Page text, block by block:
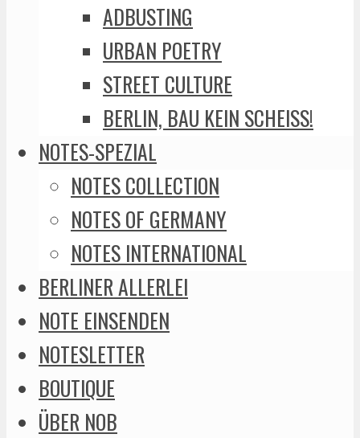
ADBUSTING
URBAN POETRY
STREET CULTURE
BERLIN, BAU KEIN SCHEISS!
NOTES-SPEZIAL
NOTES COLLECTION
NOTES OF GERMANY
NOTES INTERNATIONAL
BERLINER ALLERLEI
NOTE EINSENDEN
NOTESLETTER
BOUTIQUE
ÜBER NOB